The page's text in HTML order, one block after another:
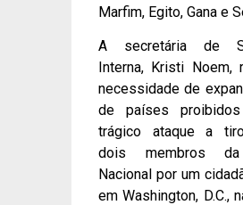
Marfim, Egito, Gana e
A secretária de
Interna, Kristi Noem,
necessidade de
de países
trágico ataque a
dois membros da
Nacional por um
em Washington, D.C.,